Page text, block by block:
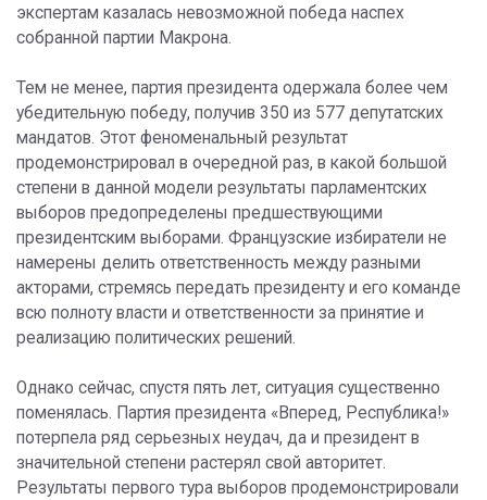
экспертам казалась невозможной победа наспех
собранной партии Макрона.
Тем не менее, партия президента одержала более чем
убедительную победу, получив 350 из 577 депутатских
мандатов. Этот феноменальный результат
продемонстрировал в очередной раз, в какой большой
степени в данной модели результаты парламентских
выборов предопределены предшествующими
президентским выборами. Французские избиратели не
намерены делить ответственность между разными
акторами, стремясь передать президенту и его команде
всю полноту власти и ответственности за принятие и
реализацию политических решений.
Однако сейчас, спустя пять лет, ситуация существенно
поменялась. Партия президента «Вперед, Республика!»
потерпела ряд серьезных неудач, да и президент в
значительной степени растерял свой авторитет.
Результаты первого тура выборов продемонстрировали